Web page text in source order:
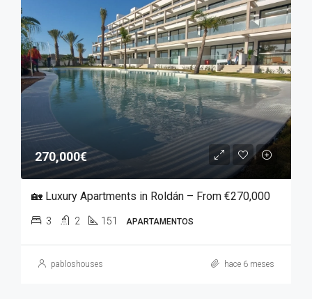
270,000€
🏡 Luxury Apartments in Roldán – From €270,000
3 2 151 APARTAMENTOS
pabloshouses hace 6 meses